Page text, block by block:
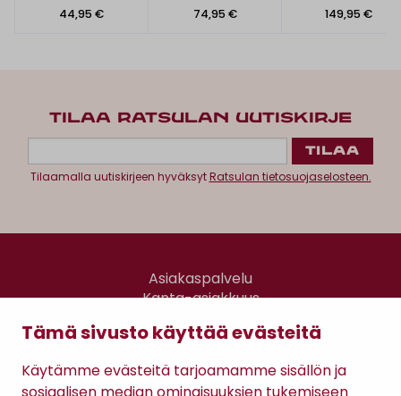
Tämä sivusto käyttää evästeitä
Käytämme evästeitä tarjoamamme sisällön ja
44,95 €
74,95 €
149,95 €
TILAA RATSULAN UUTISKIRJE
Tilaamalla uutiskirjeen hyväksytRatsulan tietosuojaselosteen.
Asiakaspalvelu
Kanta-asiakkuus
Gomee Ratsula Café
Sopimusehdot